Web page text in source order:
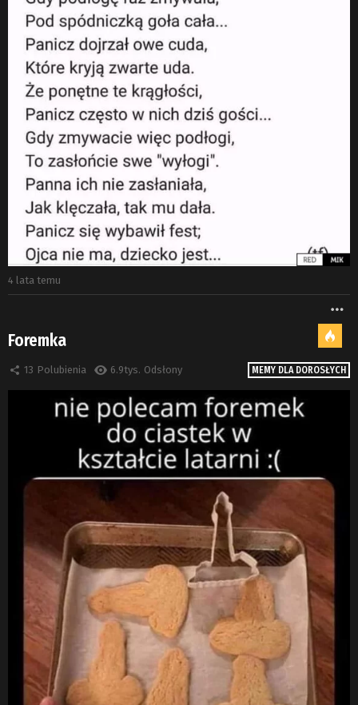
4 lata temu
MEMY DLA DOROSŁYCH
Foremka
13 Polubienia 6.9tys. Odsłony